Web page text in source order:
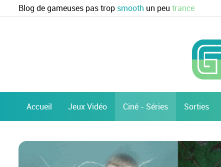
Blog de gameuses pas trop smooth un peu trance
Accueil Jeux Vidéo Ciné - Séries Sorties